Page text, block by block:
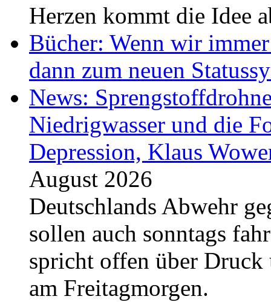
Herzen kommt die Idee
Bücher: Wenn wir
dann zum neuen
News:
Niedrigwasser und die
Depression, Klaus
August 2026
Deutschlands Abwehr
sollen auch sonntags
spricht offen über Druck
am Freitagmorgen.